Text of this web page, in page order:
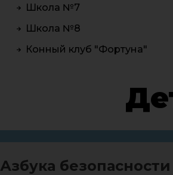
Школа №7
Школа №8
Конный клуб "Фортуна"
Азбука безопасности